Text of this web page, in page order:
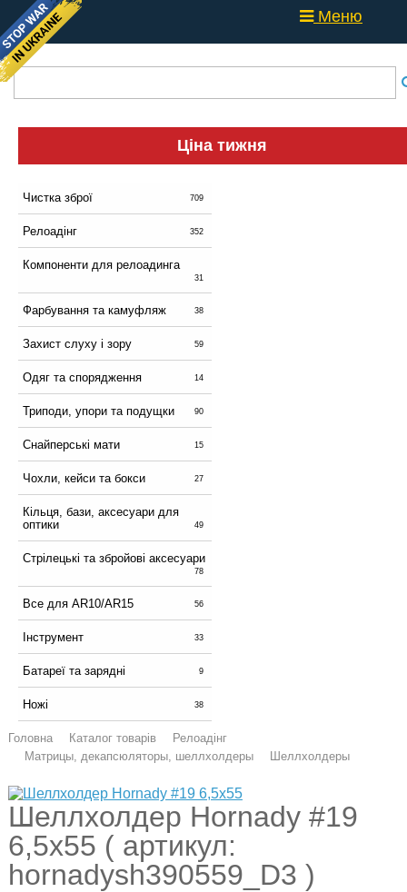
Меню
Ціна тижня
Чистка зброї 709
Релоадінг 352
Компоненти для релоадинга
31
Фарбування та камуфляж 38
Захист слуху і зору 59
Одяг та спорядження 14
Триподи, упори та подущки 90
Снайперські мати 15
Чохли, кейси та бокси 27
Кільця, бази, аксесуари для
оптики
49
Стрілецькі та збройові аксесуари
78
Все для AR10/AR15 56
Інструмент 33
Батареї та зарядні 9
Ножі 38
Головна Каталог товарів
Релоадінг
Матрицы, декапсюляторы, шеллхолдеры
Шеллхолдеры
Шеллхолдер Hornady #19
6,5х55 ( артикул:
hornadysh390559_D3 )